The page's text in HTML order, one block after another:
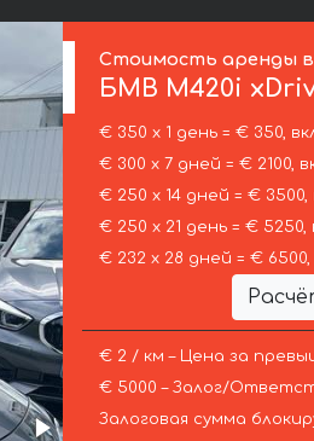
Стоимость аренды
БМВ M420i
€ 350 х 1 день = € 350,
€ 300 х 7 дней = € 2100,
€ 250 х 14 дней = €
€ 250 х 21 день = €
€ 232 х 28 дней = €
€ 2 / км – Цена за
€ 5000 – Залог/
Залоговая сумма